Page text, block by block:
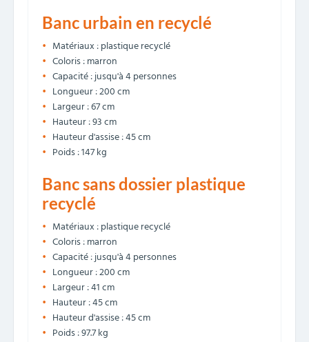
Banc urbain en recyclé
Matériaux : plastique recyclé
Coloris : marron
Capacité : jusqu'à 4 personnes
Longueur : 200 cm
Largeur : 67 cm
Hauteur : 93 cm
Hauteur d'assise : 45 cm
Poids : 147 kg
Banc sans dossier plastique
recyclé
Matériaux : plastique recyclé
Coloris : marron
Capacité : jusqu'à 4 personnes
Longueur : 200 cm
Largeur : 41 cm
Hauteur : 45 cm
Hauteur d'assise : 45 cm
Poids : 97.7 kg